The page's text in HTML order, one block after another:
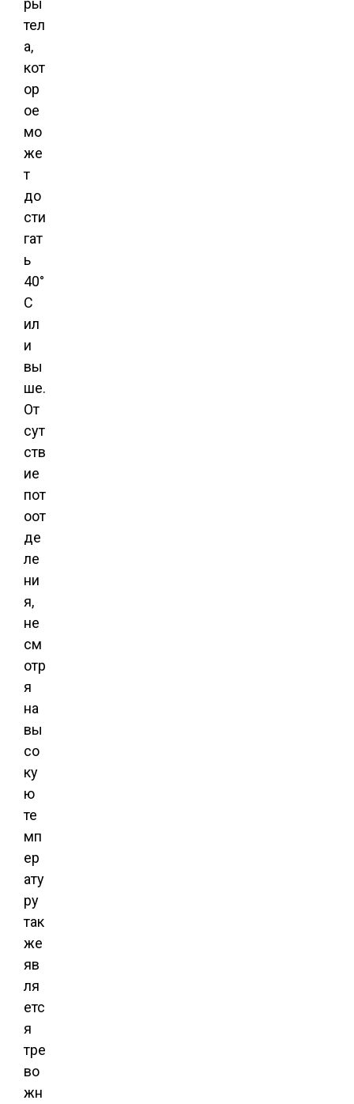
тел
а,
кот
ор
ое
мо
же
т
до
сти
гат
ь
40°
C
ил
и
вы
ше.
От
сут
ств
ие
пот
оот
де
ле
ни
я,
не
см
отр
я
на
вы
со
ку
ю
те
мп
ер
ату
ру
так
же
яв
ля
етс
я
тре
во
жн